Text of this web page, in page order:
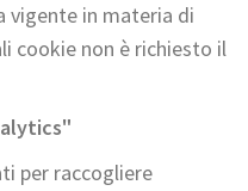
vigente in materia di
cookie non è richiesto il
per raccogliere